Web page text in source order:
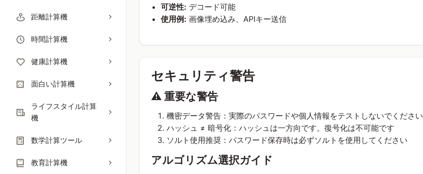
距離計算機
時間計算機
健康計算機
面白い計算機
ライフスタイル計算
機
数学計算ツール
教育計算機
可逆性: デコード可能
使用例: 画像埋め込み、APIキー送信
セキュリティ警告
⚠️ 重要な警告
機密データ警告：実際のパスワードや個人情報をテストしないでください
ハッシュ ≠ 暗号化：ハッシュは一方向です。復号化は不可能です
ソルト使用推奨：パスワード保存時は必ずソルトを使用してください
アルゴリズム選択ガイド